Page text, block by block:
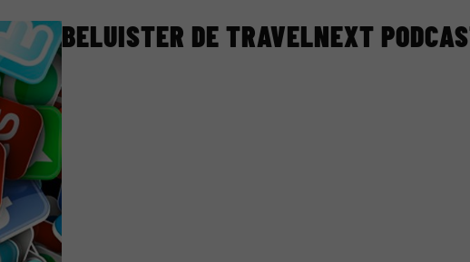
BELUISTER DE TRAVELNEXT